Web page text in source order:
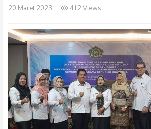
20 Maret 2023 412 Views